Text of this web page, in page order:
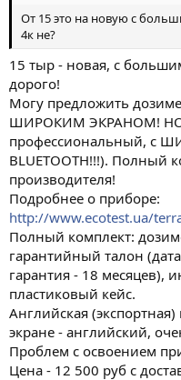
От 15 это на новую с
4к не?
15 тыр - новая, с
дорого!
Могу предложить
ШИРОКИМ ЭКРАНОМ!
профессиональный, с
BLUETOOTH!!!). Полный
производителя!
Подробнее о приборе:
http://www.ecotest.ua/
Полный комплект:
гарантийный талон
гарантия - 18 месяцев),
пластиковый кейс.
Английская
экране - английский,
Проблем с освоением
Цена - 12 500 руб с